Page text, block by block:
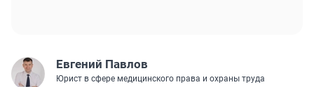
Евгений Павлов
Юрист в сфере медицинского права и охраны труда